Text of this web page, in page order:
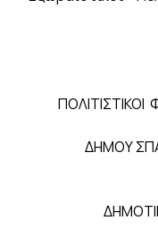
ΠΟΛΙΤΙΣΤΙΚΟΙ
ΔΗΜΟΥ
ΔΗΜΟΤΙΚΗ